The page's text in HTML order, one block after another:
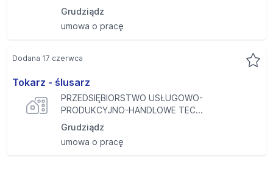
Grudziądz
umowa o pracę
Tokarz - ślusarz
PRZEDSIĘBIORSTWO USŁUGOWO-
PRODUKCYJNO-HANDLOWE TEC...
Grudziądz
umowa o pracę
Dodana 17 czerwca